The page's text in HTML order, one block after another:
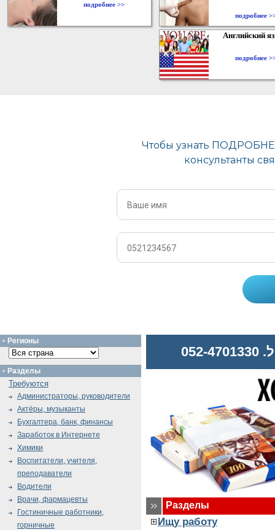
подробнее >>
подробнее
Английский
подробнее
Разделы
Ищу работу
Регионы
Разделы
Требуются
Администраторы, руководители
Актёры, музыканты
Бухгалтера, банк, финансы
Заработок в Интернете
Химики
Воспитатели, учителя,
преподаватели
Водители
Врачи, фармацевты
Гостиничные работники,
горничные